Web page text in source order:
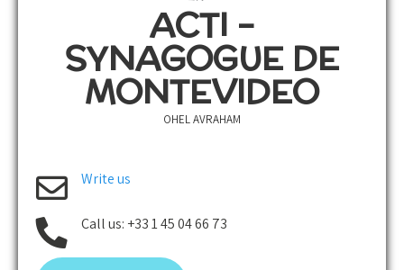
ACTI –
SYNAGOGUE DE
MONTEVIDEO
OHEL AVRAHAM
Write us
Call us: +33 1 45 04 66 73